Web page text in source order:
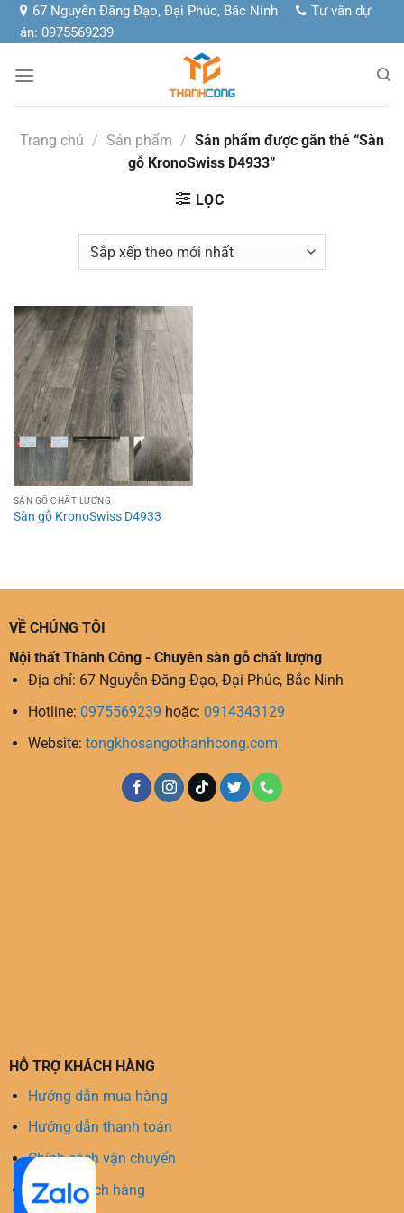
Chuyển
đến
dung
67 Nguyễn Đăng Đạo, Đại Phúc, Bắc Ninh
Tư vấn dự
án: 0975569239
Trang chủ / Sản phẩm / Sản phẩm được gắn thẻ “Sàn
gỗ KronoSwiss D4933”
LỌC
SÀN GỖ CHẤT LƯỢNG
Sàn gỗ KronoSwiss D4933
VỀ CHÚNG TÔI
Nội thất Thành Công - Chuyên sàn gỗ chất lượng
Địa chỉ: 67 Nguyễn Đăng Đạo, Đại Phúc, Bắc Ninh
Hotline: 0975569239 hoặc: 0914343129
Website: tongkhosangothanhcong.com
HỖ TRỢ KHÁCH HÀNG
Hướng dẫn mua hàng
Hướng dẫn thanh toán
Chính sách vận chuyển
Hỗ trợ khách hàng